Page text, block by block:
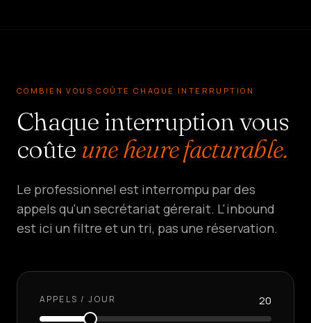
COMBIEN VOUS COÛTE CHAQUE INTERRUPTION
Chaque interruption vous
coûte une heure facturable.
Le professionnel est interrompu par des
appels qu'un secrétariat gérerait. L'inbound
est ici un filtre et un tri, pas une réservation.
APPELS / JOUR 20